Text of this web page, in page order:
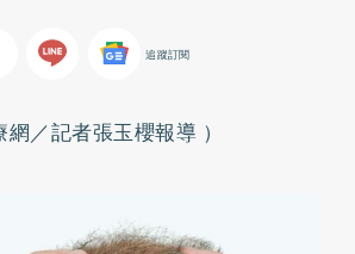
追蹤訂閱
網／記者張玉櫻報導 ）